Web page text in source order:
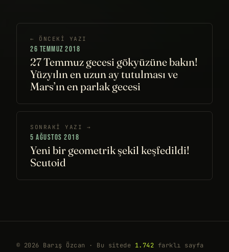
← ÖNCEKI YAZI
26 TEMMUZ 2018
27 Temmuz gecesi gökyüzüne bakın!
Yüzyılın en uzun ay tutulması ve
Mars’ın en parlak gecesi
SONRAKI YAZI →
5 AĞUSTOS 2018
Yeni bir geometrik şekil keşfedildi!
Scutoid
© 2026 Barış Özcan · Bu sitede 1.742 farklı sayfa